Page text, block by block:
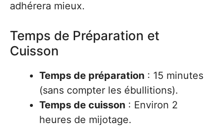
adhérera mieux.
Temps de Préparation et
Cuisson
Temps de préparation : 15 minutes
(sans compter les ébullitions).
Temps de cuisson : Environ 2
heures de mijotage.